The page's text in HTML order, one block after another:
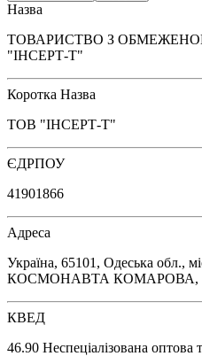
Назва
ТОВАРИСТВО З
"ІНСЕРТ-Т"
Коротка Назва
ТОВ "ІНСЕРТ-Т"
ЄДРПОУ
41901866
Адреса
Україна, 65101, Одеська обл.,
КОСМОНАВТА КОМАРОВА,
КВЕД
46.90 Неспеціалізована оптова